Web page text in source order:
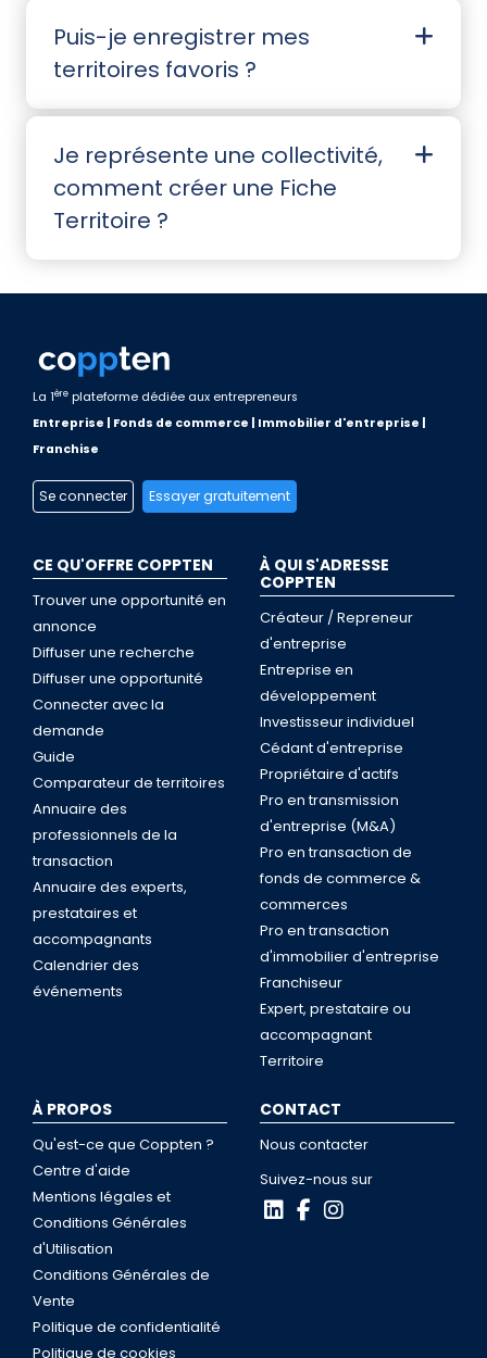
Puis-je enregistrer mes
territoires favoris ?
Je représente une collectivité,
comment créer une Fiche
Territoire ?
La 1ère plateforme dédiée aux entrepreneurs
Entreprise | Fonds de commerce | Immobilier d'entreprise |
Franchise
Se connecter Essayer gratuitement
CE QU'OFFRE COPPTEN
Trouver une opportunité en
annonce
Diffuser une recherche
Diffuser une opportunité
Connecter avec la
demande
Guide
Comparateur de territoires
Annuaire des
professionnels de la
transaction
Annuaire des experts,
prestataires et
accompagnants
Calendrier des
événements
À QUI S'ADRESSE
COPPTEN
Créateur / Repreneur
d'entreprise
Entreprise en
développement
Investisseur individuel
Cédant d'entreprise
Propriétaire d'actifs
Pro en transmission
d'entreprise (M&A)
Pro en transaction de
fonds de commerce &
commerces
Pro en transaction
d'immobilier d'entreprise
Franchiseur
Expert, prestataire ou
accompagnant
Territoire
À PROPOS
Qu'est-ce que Coppten ?
Centre d'aide
Mentions légales et
Conditions Générales
d'Utilisation
Conditions Générales de
Vente
Politique de confidentialité
Politique de cookies
CONTACT
Nous contacter
Suivez-nous sur